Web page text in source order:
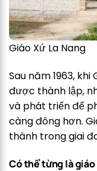
Giáo Xứ La Nang
Sau năm 1963,
được thành lập,
và phát triển để
càng đông hơn.
thành trong giai
Có thể từng là